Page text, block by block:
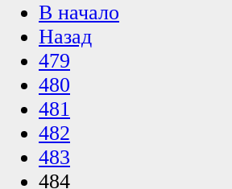
В начало
Назад
479
480
481
482
483
484